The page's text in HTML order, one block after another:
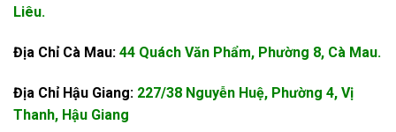
Liêu.
Địa Chỉ Cà Mau: 44 Quách Văn Phẩm, Phường 8, Cà Mau.
Địa Chỉ Hậu Giang: 227/38 Nguyễn Huệ, Phường 4, Vị
Thanh, Hậu Giang